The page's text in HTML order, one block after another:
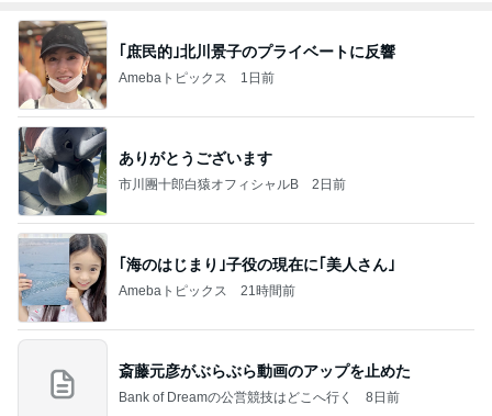
｢庶民的｣北川景子のプライベートに反響
Amebaトピックス 1日前
ありがとうございます
市川團十郎白猿オフィシャルB 2日前
｢海のはじまり｣子役の現在に｢美人さん｣
Amebaトピックス 21時間前
斎藤元彦がぶらぶら動画のアップを止めた
Bank of Dreamの公営競技はどこへ行く 8日前